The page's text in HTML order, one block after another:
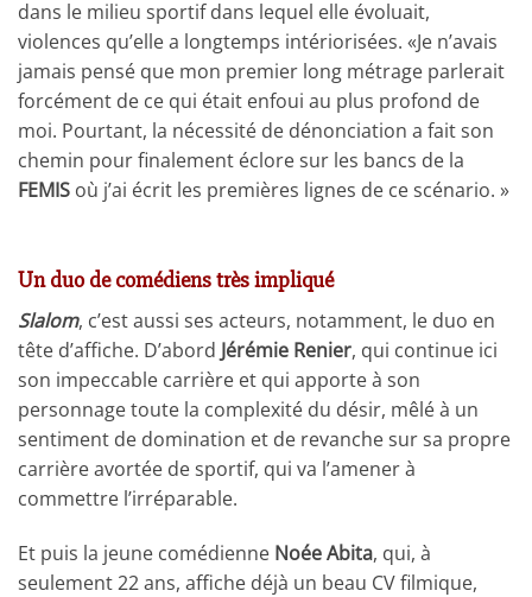
dans le milieu sportif dans lequel elle évoluait,
violences qu’elle a longtemps intériorisées. «Je n’avais
jamais pensé que mon premier long métrage parlerait
forcément de ce qui était enfoui au plus profond de
moi. Pourtant, la nécessité de dénonciation a fait son
chemin pour finalement éclore sur les bancs de la
FEMIS où j’ai écrit les premières lignes de ce scénario. »
Un duo de comédiens très impliqué
Slalom, c’est aussi ses acteurs, notamment, le duo en
tête d’affiche. D’abord Jérémie Renier, qui continue ici
son impeccable carrière et qui apporte à son
personnage toute la complexité du désir, mêlé à un
sentiment de domination et de revanche sur sa propre
carrière avortée de sportif, qui va l’amener à
commettre l’irréparable.
Et puis la jeune comédienne Noée Abita, qui, à
seulement 22 ans, affiche déjà un beau CV filmique,